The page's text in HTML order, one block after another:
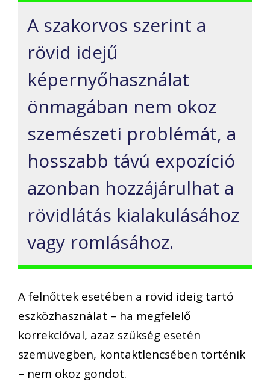
A szakorvos szerint a
rövid idejű
képernyőhasználat
önmagában nem okoz
szemészeti problémát, a
hosszabb távú expozíció
azonban hozzájárulhat a
rövidlátás kialakulásához
vagy romlásához.
A felnőttek esetében a rövid ideig tartó
eszközhasználat – ha megfelelő
korrekcióval, azaz szükség esetén
szemüvegben, kontaktlencsében történik
– nem okoz gondot.